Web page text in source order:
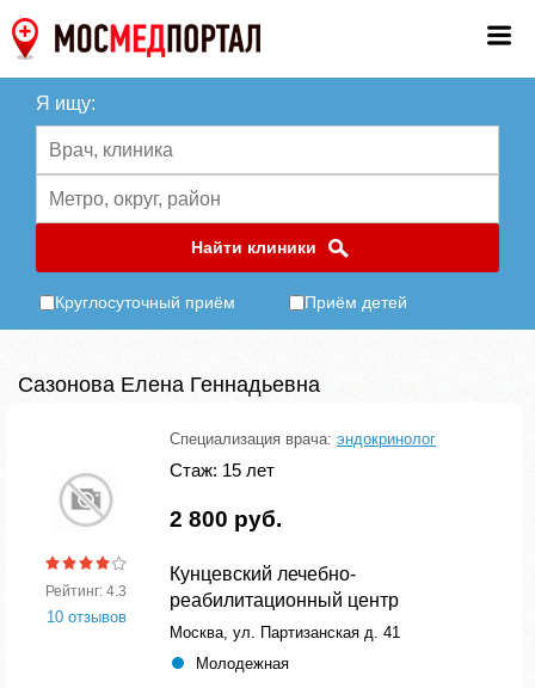
Я ищу:
Найти клиники
Круглосуточный приём Приём детей
Сазонова Елена Геннадьевна
Рейтинг: 4.3
10 отзывов
Специализация врача: эндокринолог
Стаж: 15 лет
2 800 руб.
Кунцевский лечебно-
реабилитационный центр
Москва, ул. Партизанская д. 41
Молодежная